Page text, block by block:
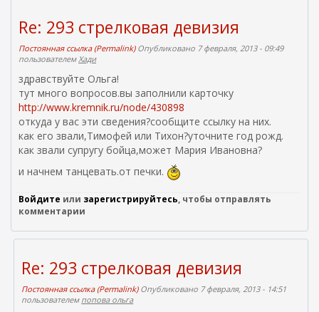
Re: 293 стрелковая девизия
Постоянная ссылка (Permalink)Опубликовано 7 февраля, 2013 - 09:49
пользователемХади
здравствуйте Ольга!
тут много вопросов.вы заполнили карточку
http://www.kremnik.ru/node/430898
откуда у вас эти сведения?сообщите ссылку на них.
как его звали,Тимофей или Тихон?уточните год рожд.
как звали супругу бойца,может Мария Ивановна?
и начнем танцевать.от печки.
Войдите или зарегистрируйтесь, чтобы отправлять
комментарии
Re: 293 стрелковая девизия
Постоянная ссылка (Permalink)Опубликовано 7 февраля, 2013 - 14:51
пользователем попова ольга